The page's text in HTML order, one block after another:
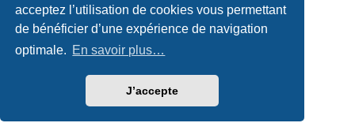
acceptez l’utilisation de cookies vous permettant
de bénéficier d’une expérience de navigation
optimale. En savoir plus…
J’accepte